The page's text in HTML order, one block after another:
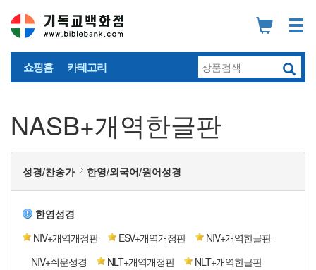
쇼핑홈 카테고리
NASB+개역한글판
성경/찬송가 한영/외국어/원어성경
한영성경
NIV+개역개정판
ESV+개역개정판
NIV+개역한글판
NIV+쉬운성경
NLT+개역개정판
NLT+개역한글판